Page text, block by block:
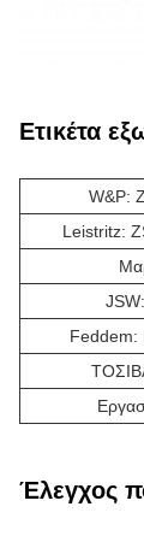
Ετικέτα
W&P:
Leistritz:
Feddem:
Έλεγχος